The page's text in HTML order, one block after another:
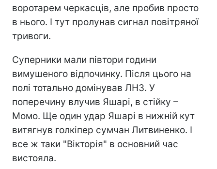
воротарем черкасців, але пробив просто
в нього. І тут пролунав сигнал повітряної
тривоги.
Суперники мали півтори години
вимушеного відпочинку. Після цього на
полі тотально домінував ЛНЗ. У
поперечину влучив Яшарі, в стійку –
Момо. Ще один удар Яшарі в нижній кут
витягнув голкіпер сумчан Литвиненко. І
все ж таки "Вікторія" в основний час
вистояла.